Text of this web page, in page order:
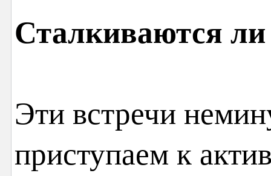
Сталкиваются ли
Эти встречи
приступаем к